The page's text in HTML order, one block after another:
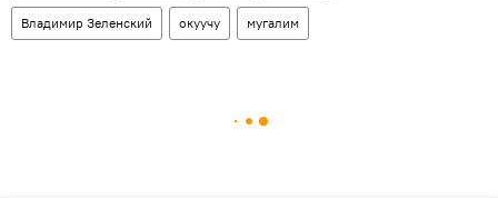
Владимир Зеленский окуучу мугалим